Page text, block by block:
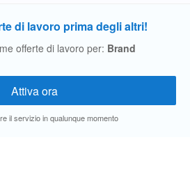
di lavoro prima degli altri!
offerte di lavoro per: Brand
il servizio in qualunque momento